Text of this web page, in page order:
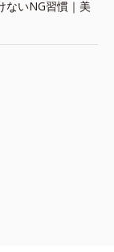
ないNG習慣｜美